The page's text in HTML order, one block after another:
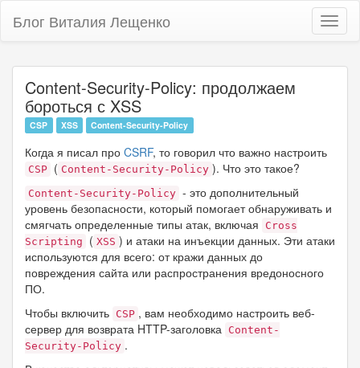
Блог Виталия Лещенко
Content-Security-Policy: продолжаем
бороться с XSS
CSP XSS Content-Security-Policy
Когда я писал про CSRF, то говорил что важно настроить
CSP ( Content-Security-Policy ). Что это такое?
Content-Security-Policy - это дополнительный
уровень безопасности, который помогает обнаруживать и
смягчать определенные типы атак, включая
Cross
Scripting
( XSS ) и атаки на инъекции данных. Эти атаки
используются для всего: от кражи данных до
повреждения сайта или распространения вредоносного
ПО.
Чтобы включить CSP , вам необходимо настроить веб-
сервер для возврата HTTP-заголовка Content-
Security-Policy .